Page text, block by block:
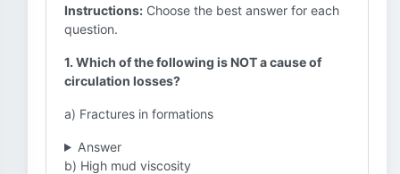
Instructions: Choose the best answer for each
question.
1. Which of the following is NOT a cause of
circulation losses?
a) Fractures in formations
Answer
b) High mud viscosity